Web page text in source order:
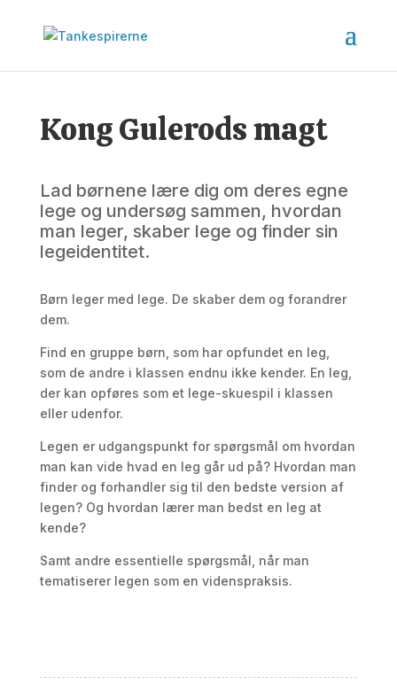
Kong Gulerods magt
Lad børnene lære dig om deres egne
lege og undersøg sammen, hvordan
man leger, skaber lege og finder sin
legeidentitet.
Børn leger med lege. De skaber dem og forandrer
dem.
Find en gruppe børn, som har opfundet en leg,
som de andre i klassen endnu ikke kender. En leg,
der kan opføres som et lege-skuespil i klassen
eller udenfor.
Legen er udgangspunkt for spørgsmål om hvordan
man kan vide hvad en leg går ud på? Hvordan man
finder og forhandler sig til den bedste version af
legen? Og hvordan lærer man bedst en leg at
kende?
Samt andre essentielle spørgsmål, når man
tematiserer legen som en videnspraksis.